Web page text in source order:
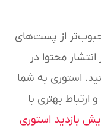
از پست‌های
محتوا در
استوری به شما
بهتری با
بازدید استوری